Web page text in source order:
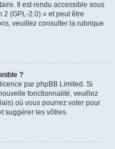
Il est rendu accessible sous
2 (GPL-2.0) » et peut être
veuillez consulter la rubrique
?
par phpBB Limited. Si
fonctionnalité, veuillez
où vous pourrez voter pour
suggérer les vôtres.